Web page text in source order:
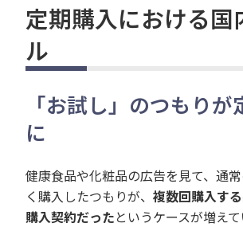
定期購入における国
ル
「お試し」のつもりが
に
健康食品や化粧品の広告を見て、通
く購入したつもりが、 複数回購入す
購入契約だったというケースが増えて